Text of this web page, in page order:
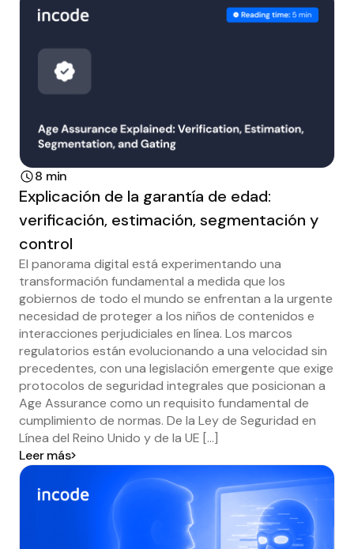
8 min
Explicación de la garantía de edad:
verificación, estimación, segmentación y
control
El panorama digital está experimentando una
transformación fundamental a medida que los
gobiernos de todo el mundo se enfrentan a la urgente
necesidad de proteger a los niños de contenidos e
interacciones perjudiciales en línea. Los marcos
regulatorios están evolucionando a una velocidad sin
precedentes, con una legislación emergente que exige
protocolos de seguridad integrales que posicionan a
Age Assurance como un requisito fundamental de
cumplimiento de normas. De la Ley de Seguridad en
Línea del Reino Unido y de la UE [...]
Leer más